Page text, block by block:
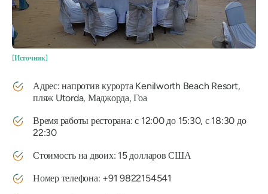
[Источник]
Адрес: напротив курорта Kenilworth Beach Resort,
пляж Utorda, Маджорда, Гоа
Время работы ресторана: с 12:00 до 15:30, с 18:30 до
22:30
Стоимость на двоих: 15 долларов США
Номер телефона: +91 9822154541